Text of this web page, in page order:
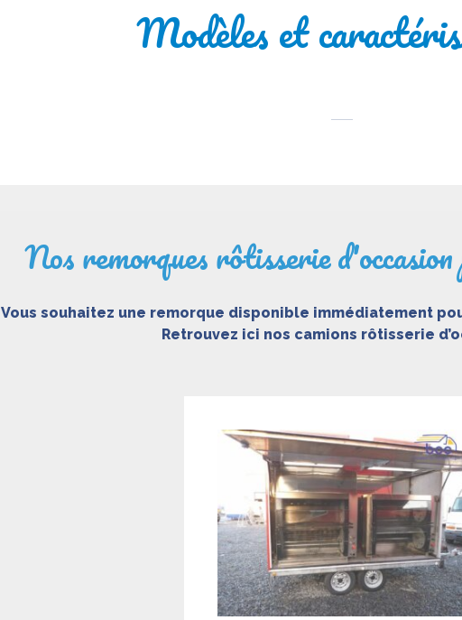
Modèles et
Nos remorques rôtisserie
Vous souhaitez une remorque disponible immédiatement
Retrouvez ici nos camions rôtisserie